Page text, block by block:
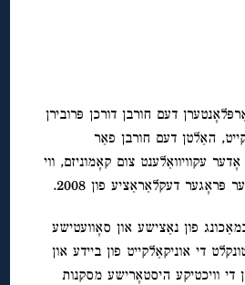
דעם חורבן דורכן פּרובירן
האַלטן דעם חורבן פאַר
אָדער עקוויוואַלענט צום קאָמוניזם, ווי
פּראָגער דעקלאַראַציע פון 2008.
פון נאַצישע און סאָוועטישע
די אוניקאַלקייט פון ביידע און
די וויכטיקע היסטאָרישע מסקנות